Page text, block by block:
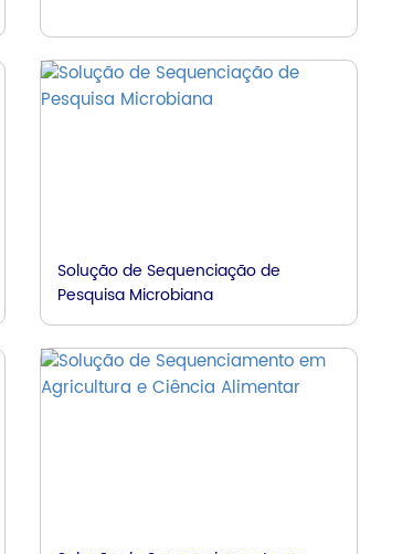
Solução de Sequenciação de
Pesquisa Microbiana